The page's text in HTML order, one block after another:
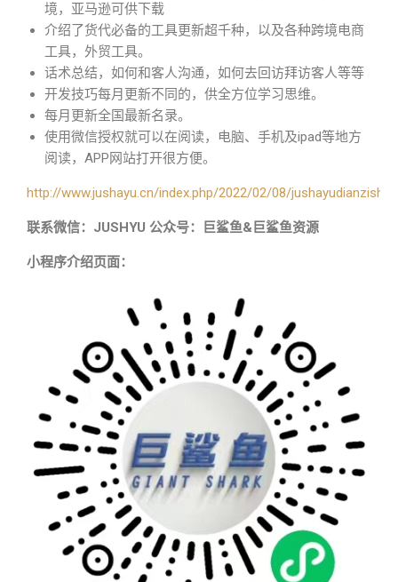
境，亚马逊可供下载
介绍了货代必备的工具更新超千种，以及各种跨境电商
工具，外贸工具。
话术总结，如何和客人沟通，如何去回访拜访客人等等
开发技巧每月更新不同的，供全方位学习思维。
每月更新全国最新名录。
使用微信授权就可以在阅读，电脑、手机及ipad等地方
阅读，APP网站打开很方便。
http://www.jushayu.cn/index.php/2022/02/08/jushayudianzishu/
联系微信：JUSHYU 公众号：巨鲨鱼&巨鲨鱼资源
小程序介绍页面：